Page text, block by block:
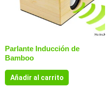
Parlante Inducción de
Bamboo
Añadir al carrito